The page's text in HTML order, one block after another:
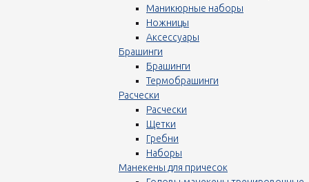
Маникюрные наборы
Ножницы
Аксессуары
Брашинги
Брашинги
Термобрашинги
Расчески
Расчески
Щетки
Гребни
Наборы
Манекены для причесок